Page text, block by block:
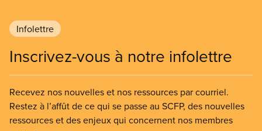
Infolettre
Inscrivez-vous à notre infolettre
Recevez nos nouvelles et nos ressources par courriel.
Restez à l’affût de ce qui se passe au SCFP, des nouvelles
ressources et des enjeux qui concernent nos membres